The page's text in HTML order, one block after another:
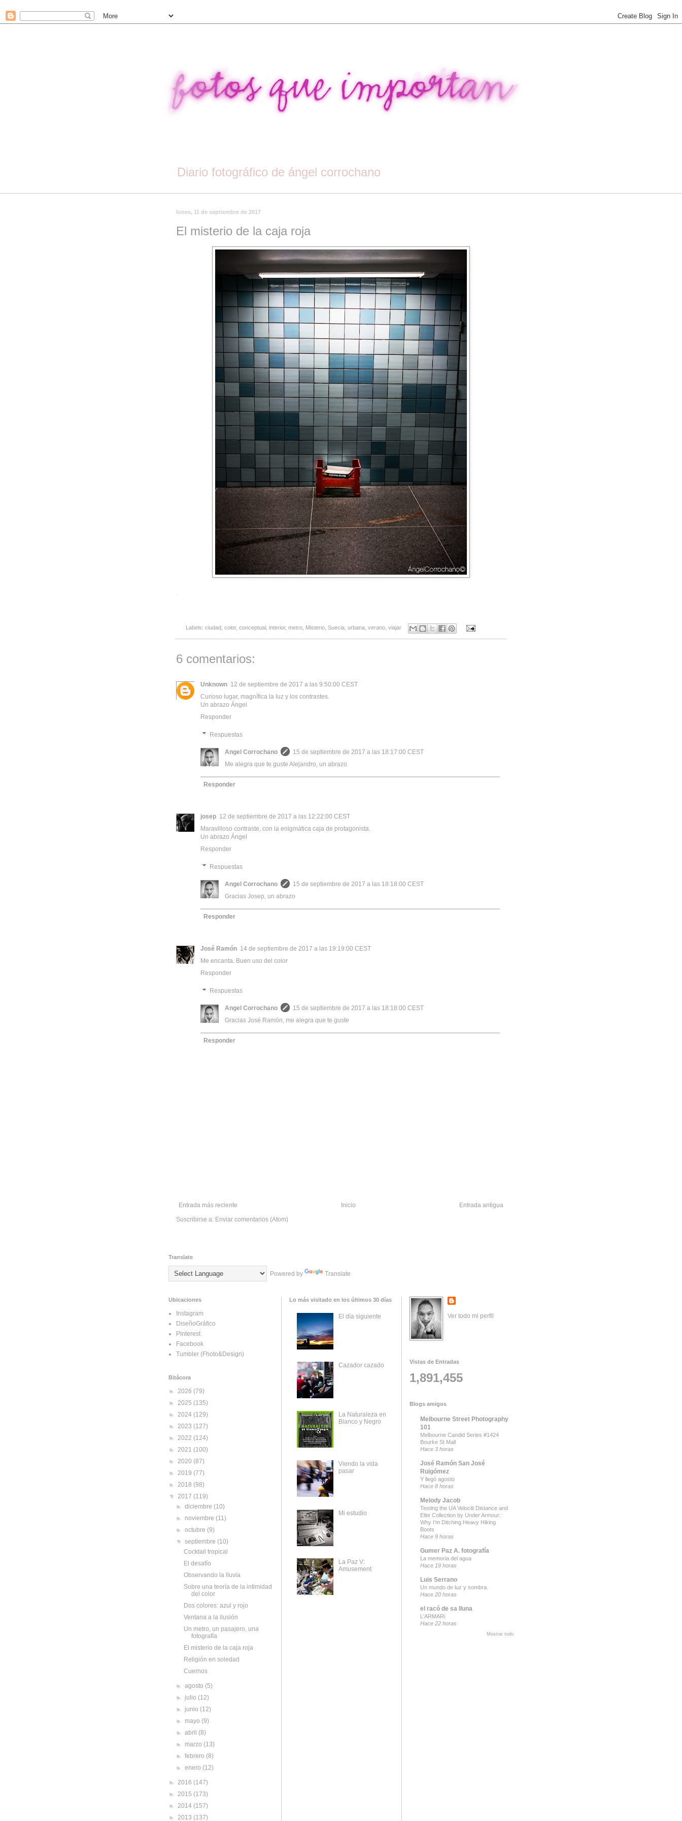
Diario fotográfico de ángel corrochano
lunes, 11 de septiembre de 2017
El misterio de la caja roja
Labels: ciudad color, conceptual interior, metro, Misterio, Suecia, urbana, verano, viajar
6 comentarios:
Unknown 12 de septiembre de 2017 a las 9:50:00 CEST
Curioso lugar, magnífica la luz y los contrastes.
Un abrazo Ángel
Responder
Respuestas
Angel Corrochano
15 de septiembre de 2017 a las 18:17:00 CEST
Me alegra que te guste Alejandro, un abrazo
Responder
josep 12 de septiembre de 2017 a las 12:22:00 CEST
Maravilloso contraste, con la enigmática caja de protagonista.
Un abrazo Ángel
Responder
Respuestas
Angel Corrochano
15 de septiembre de 2017 a las 18:18:00 CEST
Gracias Josep, un abrazo
Responder
José Ramón 14 de septiembre de 2017 a las 19:19:00 CEST
Me encanta. Buen uso del color
Responder
Respuestas
Angel Corrochano
15 de septiembre de 2017 a las 18:18:00 CEST
Gracias José Ramón, me alegra que te guste
Responder
Entrada más reciente Entrada antigua
Inicio
Suscribirse a: Enviar comentarios (Atom)
Translate
Powered by Translate
Ubicaciones
Instagram
DiseñoGráfico
Pinterest
Facebook
Tumbler (Fhoto&Design)
Bitácora
► 2026 (79)
► 2025 (135)
► 2024 (129)
► 2023 (127)
► 2022 (124)
► 2021 (100)
► 2020 (87)
► 2019 (77)
► 2018 (98)
▼ 2017 (119)
►diciembre(10)
► noviembre(11)
►octubre(9)
▼septiembre(10)
Cocktail tropical
El desafío
Observando la lluvia
Sobre una teoría de la intimidad
del color
Dos colores: azul y rojo
Ventana a la ilusión
Un metro, un pasajero, una
fotografía
El misterio de la caja roja
Religión en soledad
Cuernos
►agosto(5)
► julio(12)
► junio(12)
► mayo(9)
►abril(8)
► marzo(13)
►febrero(8)
►enero(12)
► 2016 (147)
► 2015 (173)
► 2014 (157)
► 2013 (137)
Lo más visitado en los últimos 30 días
El día siguiente
Cazador cazado
La Naturaleza en
Blanco y Negro
Viendo la vida
pasar
Mi estudio
La Paz V:
Amusement
Ver todo mi perfil
Vistas de Entradas
1,891,455
Blogs amigos
Melbourne Street Photography
101
Melbourne Candid Series #1424
Bourke St Mall
Hace 3 horas
José Ramón San José
Ruigómez
Y llegó agosto
Hace 8 horas
Melody Jacob
Testing the UA Velociti Distance and
Elite Collection by Under Armour:
Why I’m Ditching Heavy Hiking
Boots
Hace 9 horas
Gumer Paz A. fotografía
La memoria del agua
Hace 19 horas
Luis Serrano
Un mundo de luz y sombra.
Hace 20 horas
el racó de sa lluna
L'ARMARi
Hace 22 horas
Mostrar todo